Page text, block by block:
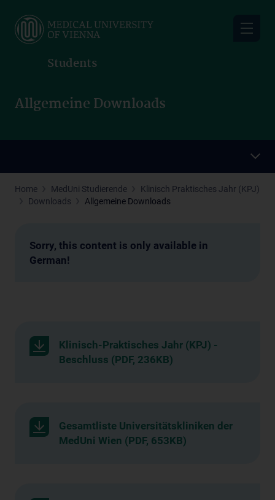
main
Students
Allgemeine Downloads
Home MedUni Studierende
Klinisch Praktisches Jahr (KPJ)
Downloads
Allgemeine Downloads
Sorry, this content is only available in
German!
Klinisch-Praktisches Jahr (KPJ) -
Beschluss (PDF, 236KB)
Gesamtliste Universitätskliniken der
MedUni Wien (PDF, 653KB)